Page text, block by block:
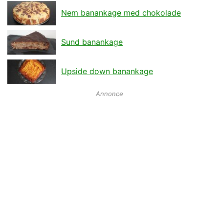
Nem banankage med chokolade
Sund banankage
Upside down banankage
Annonce